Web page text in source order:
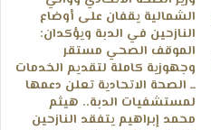
الشمالية يقفان على أوضاع
النازحين في الدبة ويؤكدان:
الموقف الصحي مستقر
وجهوزية كاملة لتقديم الخدمات
ــ ​الصحة الاتحادية تعلن دعمها
لمستشفيات الدبة.. هيثم
محمد إبراهيم يتفقد النازحين